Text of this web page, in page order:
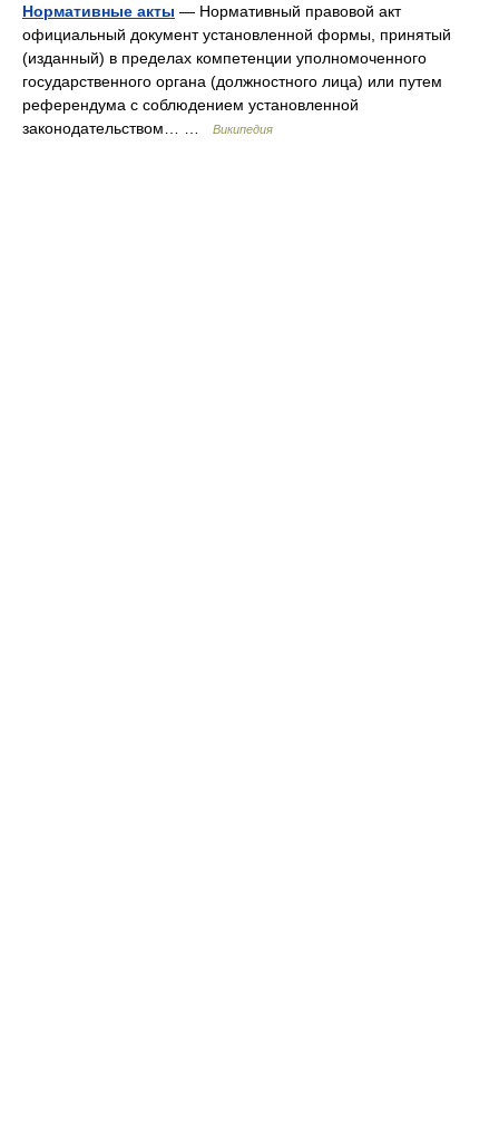
Нормативные акты — Нормативный правовой акт
официальный документ установленной формы, принятый
(изданный) в пределах компетенции уполномоченного
государственного органа (должностного лица) или путем
референдума с соблюдением установленной
законодательством… …
Википедия